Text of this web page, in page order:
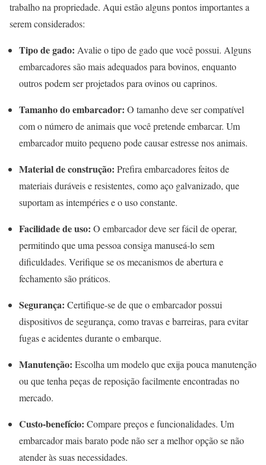
trabalho na propriedade. Aqui estão alguns pontos importantes a
serem considerados:
Tipo de gado: Avalie o tipo de gado que você possui. Alguns
embarcadores são mais adequados para bovinos, enquanto
outros podem ser projetados para ovinos ou caprinos.
Tamanho do embarcador: O tamanho deve ser compatível
com o número de animais que você pretende embarcar. Um
embarcador muito pequeno pode causar estresse nos animais.
Material de construção: Prefira embarcadores feitos de
materiais duráveis e resistentes, como aço galvanizado, que
suportam as intempéries e o uso constante.
Facilidade de uso: O embarcador deve ser fácil de operar,
permitindo que uma pessoa consiga manuseá-lo sem
dificuldades. Verifique se os mecanismos de abertura e
fechamento são práticos.
Segurança: Certifique-se de que o embarcador possui
dispositivos de segurança, como travas e barreiras, para evitar
fugas e acidentes durante o embarque.
Manutenção: Escolha um modelo que exija pouca manutenção
ou que tenha peças de reposição facilmente encontradas no
mercado.
Custo-benefício: Compare preços e funcionalidades. Um
embarcador mais barato pode não ser a melhor opção se não
atender às suas necessidades.